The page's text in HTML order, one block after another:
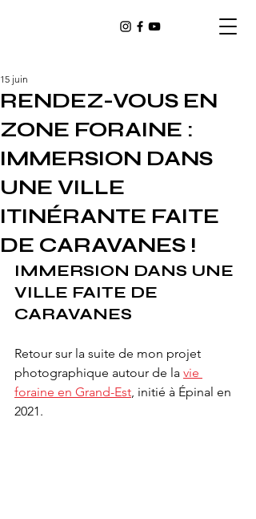
RENDEZ-VOUS EN
ZONE FORAINE :
IMMERSION DANS
UNE VILLE
ITINÉRANTE FAITE
DE CARAVANES !
15 juin
IMMERSION DANS UNE
VILLE FAITE DE
CARAVANES
Retour sur la suite de mon projet
photographique autour de la vie
foraine en Grand-Est, initié à Épinal en
2021.